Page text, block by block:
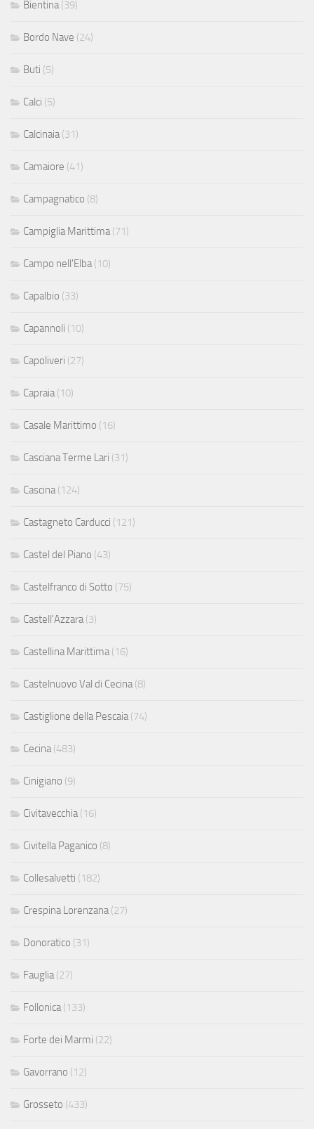
Bientina (39)
Bordo Nave (24)
Buti (5)
Calci (5)
Calcinaia (31)
Camaiore (41)
Campagnatico (8)
Campiglia Marittima (71)
Campo nell'Elba (10)
Capalbio (33)
Capannoli (10)
Capoliveri (27)
Capraia (10)
Casale Marittimo (16)
Casciana Terme Lari (31)
Cascina (124)
Castagneto Carducci (121)
Castel del Piano (43)
Castelfranco di Sotto (75)
Castell'Azzara (3)
Castellina Marittima (16)
Castelnuovo Val di Cecina (8)
Castiglione della Pescaia (74)
Cecina (483)
Cinigiano (9)
Civitavecchia (16)
Civitella Paganico (8)
Collesalvetti (182)
Crespina Lorenzana (27)
Donoratico (31)
Fauglia (27)
Follonica (133)
Forte dei Marmi (22)
Gavorrano (12)
Grosseto (433)